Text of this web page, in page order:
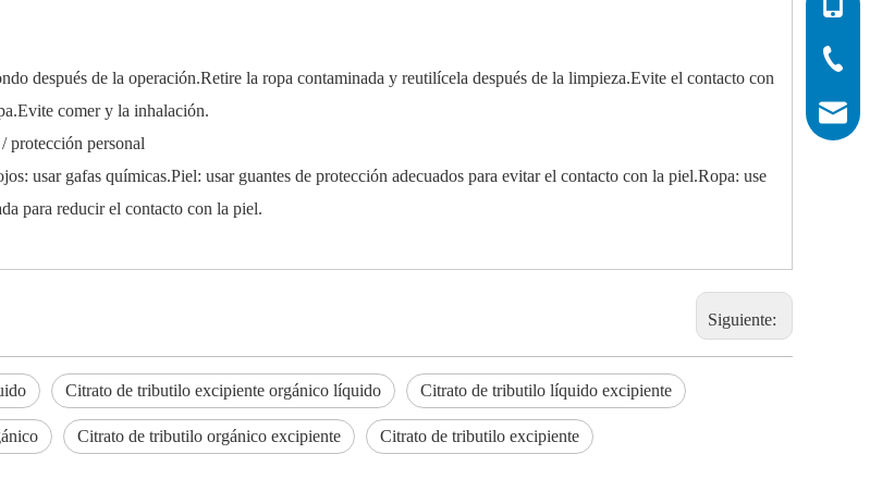
después de la operación.Retire la ropa contaminada y reutilícela después de la limpieza.Evite el contacto con
comer y la inhalación.
protección personal
usar gafas químicas.Piel: usar guantes de protección adecuados para evitar el contacto con la piel.Ropa: use
para reducir el contacto con la piel.
Siguiente:
Citrato de tributilo excipiente orgánico líquido Citrato de tributilo líquido excipiente
Citrato de tributilo orgánico excipiente Citrato de tributilo excipiente
0086-
0086-
0086-